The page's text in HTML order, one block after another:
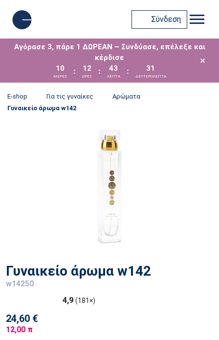
Σύνδεση
Αγόρασε 3, πάρε 1 ΔΩΡΕΑΝ – Συνδύασε, επέλεξε και
κέρδισε
10
ΜΈΡΕΣ
: 12
ΩΡΕΣ
: 43
ΛΕΠΤΑ
: 31
ΔΕΥΤΕΡΟΛΕΠΤΑ
×
E-shop Για τις γυναίκες
Αρώματα
Γυναικείο άρωμα w142
Γυναικείο άρωμα w142
w14250
4,9 (181×)
24,60 €
12,00 π